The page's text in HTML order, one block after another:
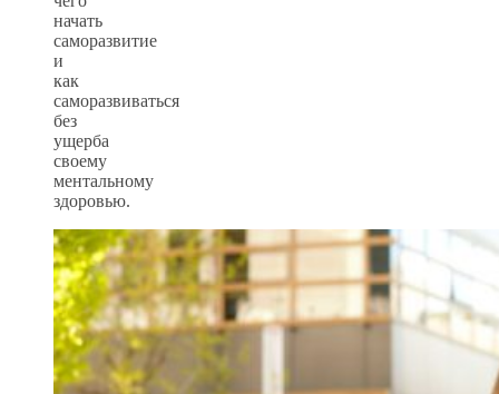
начать
саморазвитие
и
как
саморазвиваться
без
ущерба
своему
ментальному
здоровью.